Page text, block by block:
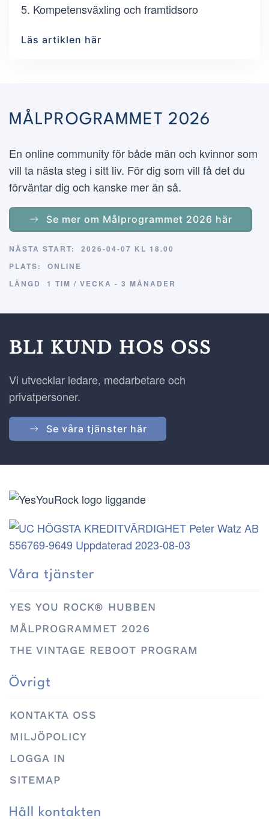
5. Kompetensväxling och framtidsoro
Läs artiklen här
MÅLPROGRAMMET 2026
En online community för både män och kvinnor som
vill ta nästa steg i sitt liv. För dig som vill få det du
förväntar dig och kanske mer än så.
Se mer om Målprogrammet 2026 här
NÄSTA START:
2026-04-07 KL 18.00
PLATS:
ONLINE
LÄNGD
1 TIM / VECKA - 3 MÅNADER
BLI KUND HOS OSS
Vi utvecklar ledare, medarbetare och
privatpersoner.
Se våra tjänster här
Våra tjänster
YES YOU ROCK® HUBBEN
MÅLPROGRAMMET 2026
THE VINTAGE REBOOT PROGRAM
Övrigt
KONTAKTA OSS
MILJÖPOLICY
LOGGA IN
SITEMAP
Håll kontakten